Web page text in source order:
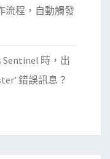
流程，自動觸發
Sentinel 時，出
錯誤訊息？